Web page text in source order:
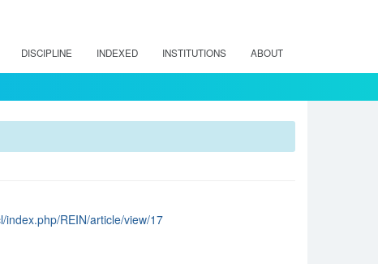
DISCIPLINE INDEXED INSTITUTIONS ABOUT
index.php/REIN/article/view/17